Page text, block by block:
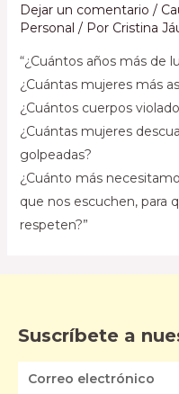
Dejar un comentario /
Personal / Por Cristina
“¿Cuántos años más de
¿Cuántas mujeres más
¿Cuántos cuerpos
¿Cuántas mujeres
golpeadas?
¿Cuánto más
que nos escuchen, para
respeten?”
Suscríbete a